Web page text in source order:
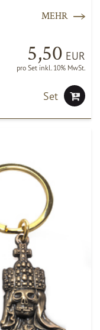
MEHR
5,50 EUR
pro Set inkl. 10% MwSt.
Set